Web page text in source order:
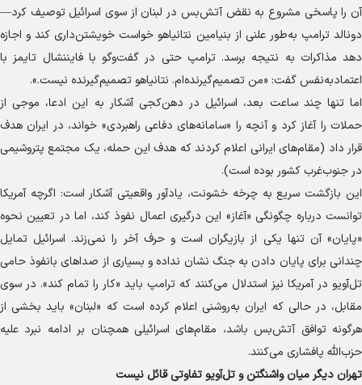
آن را پاسخی مشروع به نقض آتش‌بس در لبنان از سوی اسرائیل توصیف کرد—
دونالد ترامپ به‌طور علنی از بنیامین نتانیاهو خواست خویشتن‌داری کند و اجازه
دهد مذاکرات به نتیجه برسد. ترامپ حتی در گفت‌و‌گو با فایننشال تایمز با
اعتمادبه‌نفس گفت: «من تصمیم‌گیرنده‌ام. نتانیاهو تصمیم‌گیرنده نیست.».
اما تنها چند ساعت بعد، اسرائیل در دهن‌کجی آشکار به این ادعا، موجی از
حملات را آغاز کرد و آنچه را «سامانه‌های دفاعی راهبردی» خواند، در ایران هدف
قرار داد (مقام‌های ایرانی اعلام کردند که هدف این حمله، یک مجتمع پتروشیمی
در جنوب‌غرب کشور بوده است).
این بازگشت سریع به چرخه خشونت، یادآور واقعیتی آشکار است: اگرچه آمریکا
توانست درباره چگونگی «آغاز» این درگیری اعمال نفوذ کند، اما در تعیین نحوه
«پایان» آن تنها یکی از بازیگران است و حرف آخر را نمی‌زند. اسرائیل تمایل
چندانی برای پایان دادن به جنگ نشان نداده و بسیاری از صدا‌های بانفوذ حامی
تل‌آویو در آمریکا نیز استدلال می‌کنند که ترامپ باید «کار را تمام کند». در سوی
مقابل، در حالی که ایران به‌روشنی اعلام کرده است که «لبنان» باید بخشی از
هرگونه توافق آتش‌بس باشد، مقام‌های اسرائیلی همچنان بر ادامه نبرد علیه
حزب‌الله پافشاری می‌کنند.
تهران دیگر میان واشنگتن و تل‌آویو تفاوتی قائل نیست